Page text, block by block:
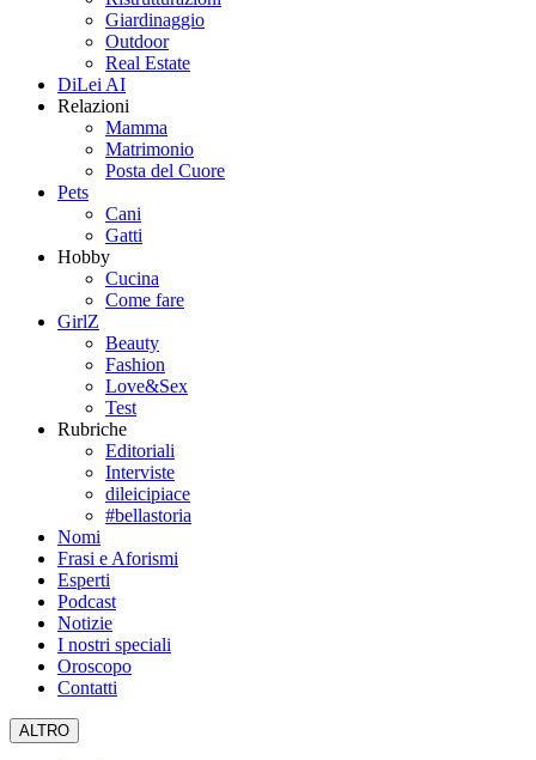
Giardinaggio
Outdoor
Real Estate
DiLei AI
Relazioni
Mamma
Matrimonio
Posta del Cuore
Pets
Cani
Gatti
Hobby
Cucina
Come fare
GirlZ
Beauty
Fashion
Love&Sex
Test
Rubriche
Editoriali
Interviste
dileicipiace
#bellastoria
Nomi
Frasi e Aforismi
Esperti
Podcast
Notizie
I nostri speciali
Oroscopo
Contatti
ALTRO